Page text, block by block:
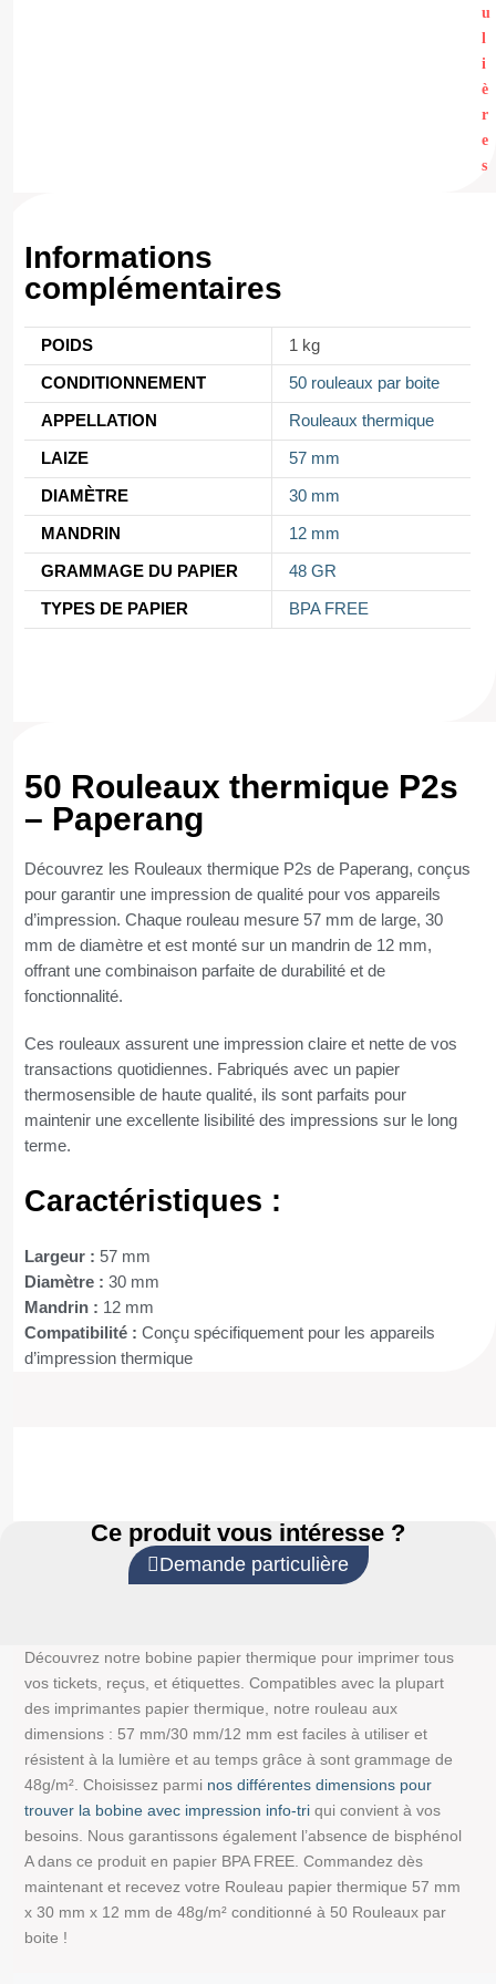
u
l
i
è
r
e
s
Informations
complémentaires
POIDS 1 kg
CONDITIONNEMENT 50 rouleaux par boite
APPELLATION Rouleaux thermique
LAIZE 57 mm
DIAMÈTRE 30 mm
MANDRIN 12 mm
GRAMMAGE DU PAPIER 48 GR
TYPES DE PAPIER BPA FREE
50 Rouleaux thermique P2s
– Paperang
Découvrez les Rouleaux thermique P2s de Paperang, conçus
pour garantir une impression de qualité pour vos appareils
d’impression. Chaque rouleau mesure 57 mm de large, 30
mm de diamètre et est monté sur un mandrin de 12 mm,
offrant une combinaison parfaite de durabilité et de
fonctionnalité.
Ces rouleaux assurent une impression claire et nette de vos
transactions quotidiennes. Fabriqués avec un papier
thermosensible de haute qualité, ils sont parfaits pour
maintenir une excellente lisibilité des impressions sur le long
terme.
Caractéristiques :
Largeur : 57 mm
Diamètre : 30 mm
Mandrin : 12 mm
Compatibilité : Conçu spécifiquement pour les appareils
d’impression thermique
Ce produit vous intéresse ?
Demande particulière
Découvrez notre bobine papier thermique pour imprimer tous
vos tickets, reçus, et étiquettes. Compatibles avec la plupart
des imprimantes papier thermique, notre rouleau aux
dimensions : 57 mm/30 mm/12 mm est faciles à utiliser et
résistent à la lumière et au temps grâce à sont grammage de
48g/m². Choisissez parmi nos différentes dimensions pour
trouver la bobine avec impression info-tri qui convient à vos
besoins. Nous garantissons également l’absence de bisphénol
A dans ce produit en papier BPA FREE. Commandez dès
maintenant et recevez votre Rouleau papier thermique 57 mm
x 30 mm x 12 mm de 48g/m² conditionné à 50 Rouleaux par
boite !